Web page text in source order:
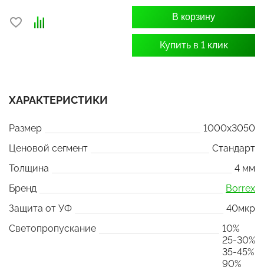
В корзину
Купить в 1 клик
ХАРАКТЕРИСТИКИ
Размер
1000x3050
Ценовой сегмент
Стандарт
Толщина
4 мм
Бренд
Borrex
Защита от УФ
40мкр
Светопропускание
10%
25-30%
35-45%
90%